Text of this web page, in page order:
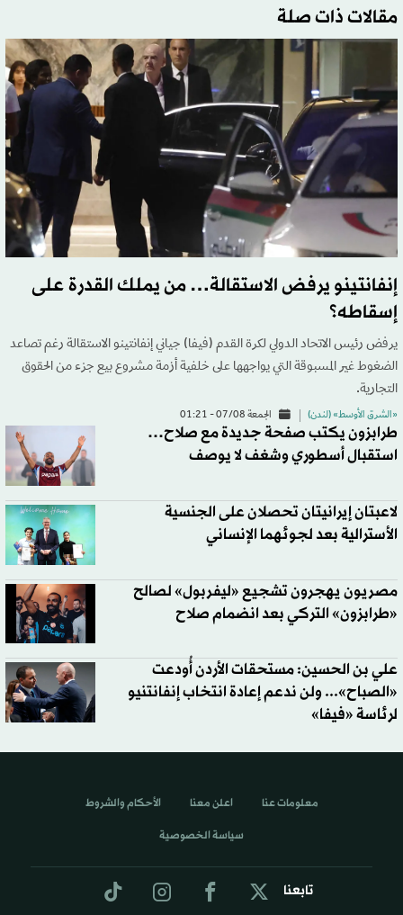
مقالات ذات صلة
إنفانتينو يرفض الاستقالة… من يملك القدرة على
إسقاطه؟
يرفض رئيس الاتحاد الدولي لكرة القدم (فيفا) جياني إنفانتينو الاستقالة رغم تصاعد
الضغوط غير المسبوقة التي يواجهها على خلفية أزمة مشروع بيع جزء من الحقوق
التجارية.
«الشرق الأوسط» (لندن) الجمعة 07/08 - 01:21
طرابزون يكتب صفحة جديدة مع صلاح…
استقبال أسطوري وشغف لا يوصف
لاعبتان إيرانيتان تحصلان على الجنسية
الأسترالية بعد لجوئهما الإنساني
مصريون يهجرون تشجيع «ليفربول» لصالح
«طرابزون» التركي بعد انضمام صلاح
علي بن الحسين: مستحقات الأردن أُودعت
«الصباح»... ولن ندعم إعادة انتخاب إنفانتنيو
لرئاسة «فيفا»
تابعنا
معلومات عنا اعلن معنا الأحكام والشروط
سياسة الخصوصية